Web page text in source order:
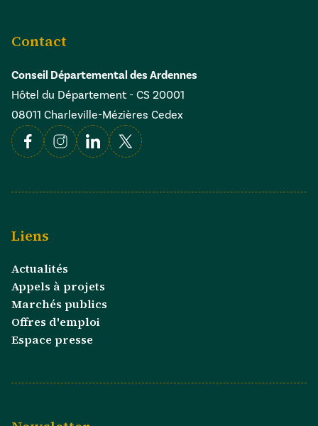
Contact
Conseil Départemental des Ardennes
Hôtel du Département - CS 20001
08011 Charleville-Mézières Cedex
FacebookInstagramLinkedin
X
Liens
Actualités
Appels à projets
Marchés publics
Offres d'emploi
Espace presse